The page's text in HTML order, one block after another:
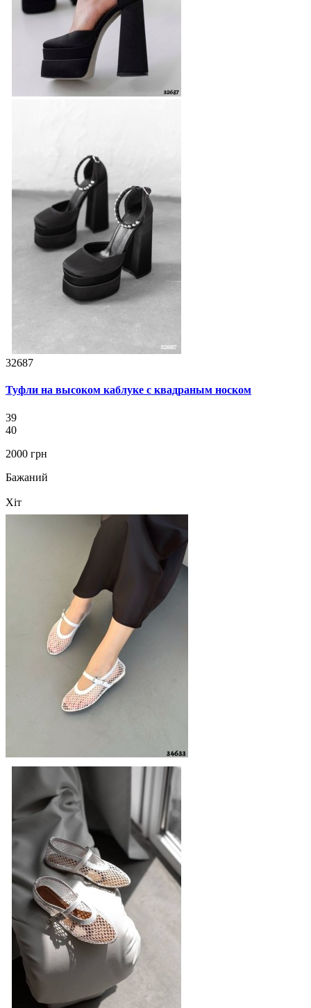
32687
Туфли на высоком каблуке с квадраным носком
39
40
2000 грн
Бажаний
Хіт